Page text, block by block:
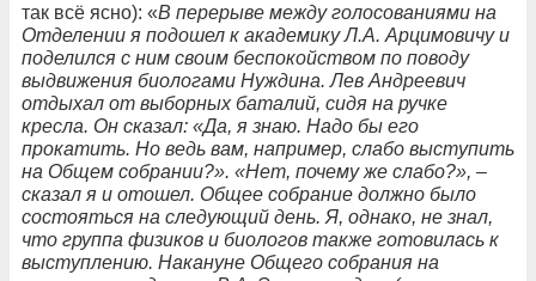
так всё ясно): «В перерыве между голосованиями на
Отделении я подошел к академику Л.А. Арцимовичу и
поделился с ним своим беспокойством по поводу
выдвижения биологами Нуждина. Лев Андреевич
отдыхал от выборных баталий, сидя на ручке
кресла. Он сказал: «Да, я знаю. Надо бы его
прокатить. Но ведь вам, например, слабо выступить
на Общем собрании?». «Нет, почему же слабо?», –
сказал я и отошел. Общее собрание должно было
состояться на следующий день. Я, однако, не знал,
что группа физиков и биологов также готовилась к
выступлению. Накануне Общего собрания на